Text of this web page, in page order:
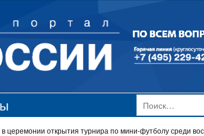
Найти:
открытия турнира по мини-футболу среди